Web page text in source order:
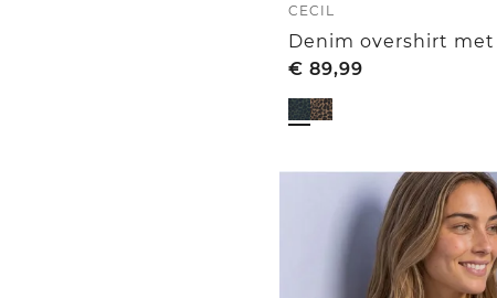
CECIL
Denim overshirt
€ 89,99